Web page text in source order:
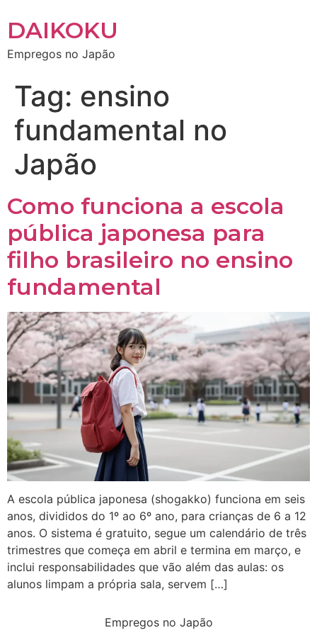
DAIKOKU
Empregos no Japão
Tag: ensino
fundamental no
Japão
Como funciona a escola
pública japonesa para
filho brasileiro no ensino
fundamental
A escola pública japonesa (shogakko) funciona em seis
anos, divididos do 1º ao 6º ano, para crianças de 6 a 12
anos. O sistema é gratuito, segue um calendário de três
trimestres que começa em abril e termina em março, e
inclui responsabilidades que vão além das aulas: os
alunos limpam a própria sala, servem […]
Empregos no Japão